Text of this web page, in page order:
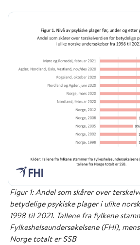
Figur 1: Andel som skårer over
betydelige psykiske plager i ulike
1998 til 2021. Tallene fra fylkene
Fylkeshelseundersøkelsene (FHI),
Norge totalt er SSB